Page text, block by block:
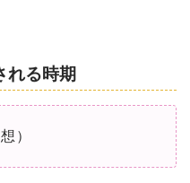
れる時期
）